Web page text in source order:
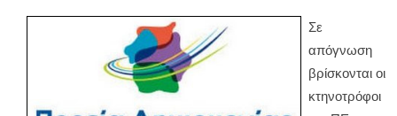
Σε
απόγνωση
βρίσκονται οι
κτηνοτρόφοι